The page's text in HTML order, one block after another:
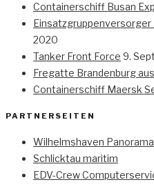
Containerschiff Busan
Einsatzgruppenversorger
2020
Tanker Front Force 9.
Fregatte Brandenburg
Containerschiff Maersk
PARTNERSEITEN
Wilhelmshaven Panorama
Schlicktau maritim
EDV-Crew